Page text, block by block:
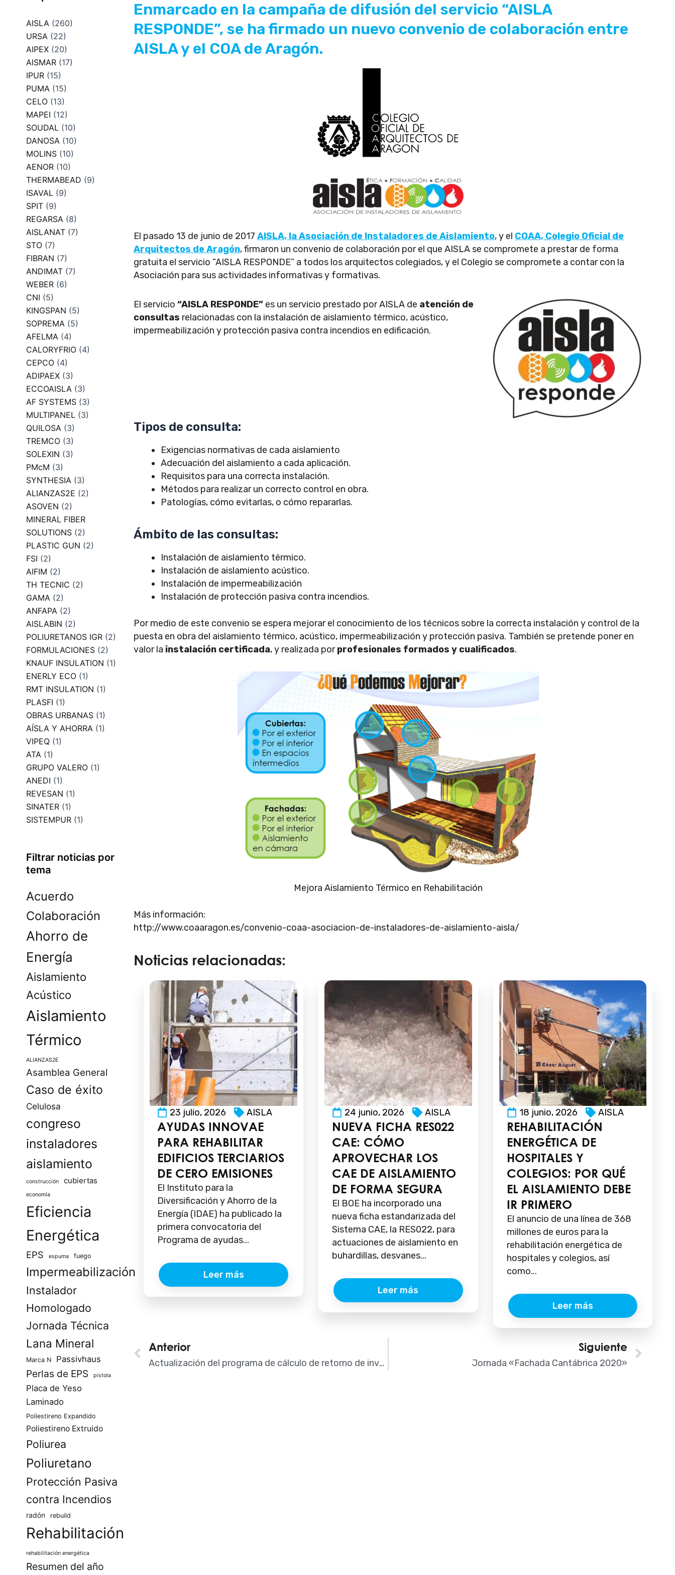
AISLA (260)
URSA (22)
AIPEX (20)
AISMAR (17)
IPUR (15)
PUMA (15)
CELO (13)
MAPEI (12)
SOUDAL (10)
DANOSA (10)
MOLINS (10)
AENOR (10)
THERMABEAD (9)
ISAVAL (9)
SPIT (9)
REGARSA (8)
AISLANAT (7)
STO (7)
FIBRAN (7)
ANDIMAT (7)
WEBER (6)
CNI (5)
KINGSPAN (5)
SOPREMA (5)
AFELMA (4)
CALORYFRIO (4)
CEPCO (4)
ADIPAEX (3)
ECCOAISLA (3)
AF SYSTEMS (3)
MULTIPANEL (3)
QUILOSA (3)
TREMCO (3)
SOLEXIN (3)
PMcM (3)
SYNTHESIA (3)
ALIANZAS2E (2)
ASOVEN (2)
MINERAL FIBER
SOLUTIONS (2)
PLASTIC GUN (2)
FSI (2)
AIFIM (2)
TH TECNIC (2)
GAMA (2)
ANFAPA (2)
AISLABIN (2)
POLIURETANOS IGR (2)
FORMULACIONES (2)
KNAUF INSULATION (1)
ENERLY ECO (1)
RMT INSULATION (1)
PLASFI (1)
OBRAS URBANAS (1)
AÍSLA Y AHORRA (1)
VIPEQ (1)
ATA (1)
GRUPO VALERO (1)
ANEDI (1)
REVESAN (1)
SINATER (1)
SISTEMPUR (1)
Filtrar noticias por
tema
Acuerdo
Colaboración
Ahorro de
Energía
Aislamiento
Acústico
Aislamiento
Térmico
ALIANZAS2E
Asamblea General
Caso de éxito
Celulosa
congreso
instaladores
aislamiento
construcción cubiertas
economía
Eficiencia
Energética
EPS espuma fuego
Impermeabilización
Instalador
Homologado
Jornada Técnica
Lana Mineral
Marca N Passivhaus
Perlas de EPS pistola
Placa de Yeso
Laminado
Poliestireno Expandido
Poliestireno Extruido
Poliurea
Poliuretano
Protección Pasiva
contra Incendios
radón rebuild
Rehabilitación
rehabilitación energética
Resumen del año
Enmarcado en la campaña de difusión del servicio “AISLA
RESPONDE”, se ha firmado un nuevo convenio de colaboración entre
AISLA y el COA de Aragón.
El pasado 13 de junio de 2017AISLA, la Asociación de Instaladores de Aislamiento, y el COAA, Colegio Oficial de
Arquitectos de Aragón, firmaron un convenio de colaboración por el que AISLA se compromete a prestar de forma
gratuita el servicio “AISLA RESPONDE” a todos los arquitectos colegiados, y el Colegio se compromete a contar con la
Asociación para sus actividades informativas y formativas.
El servicio“AISLA RESPONDE” es un servicio prestado por AISLA de atención de
consultas relacionadas con la instalación de aislamiento térmico, acústico,
impermeabilización y protección pasiva contra incendios en edificación.
Tipos de consulta:
Exigencias normativas de cada aislamiento
Adecuación del aislamiento a cada aplicación.
Requisitos para una correcta instalación.
Métodos para realizar un correcto control en obra.
Patologías, cómo evitarlas, o cómo repararlas.
Ámbito de las consultas:
Instalación de aislamiento térmico.
Instalación de aislamiento acústico.
Instalación de impermeabilización
Instalación de protección pasiva contra incendios.
Por medio de este convenio se espera mejorar el conocimiento de los técnicos sobre la correcta instalación y control de la
puesta en obra del aislamiento térmico, acústico, impermeabilización y protección pasiva. También se pretende poner en
valor la instalación certificada, y realizada porprofesionales formados y cualificados.
Mejora Aislamiento Térmico en Rehabilitación
Más información:
http://www.coaaragon.es/convenio-coaa-asociacion-de-instaladores-de-aislamiento-aisla/
Noticias relacionadas:
23 julio, 2026 AISLA
AYUDAS INNOVAE
PARA REHABILITAR
EDIFICIOS TERCIARIOS
DE CERO EMISIONES
El Instituto para la
Diversificación y Ahorro de la
Energía (IDAE) ha publicado la
primera convocatoria del
Programa de ayudas...
Leer más
24 junio, 2026 AISLA
NUEVA FICHA RES022
CAE: CÓMO
APROVECHAR LOS
CAE DE AISLAMIENTO
DE FORMA SEGURA
El BOE ha incorporado una
nueva ficha estandarizada del
Sistema CAE, la RES022, para
actuaciones de aislamiento en
buhardillas, desvanes...
Leer más
18 junio, 2026 AISLA
REHABILITACIÓN
ENERGÉTICA DE
HOSPITALES Y
COLEGIOS: POR QUÉ
EL AISLAMIENTO DEBE
IR PRIMERO
El anuncio de una línea de 368
millones de euros para la
rehabilitación energética de
hospitales y colegios, así
como...
Leer más
Ant
Anterior
Actualización del programa de cálculo de retorno de inversión en aislamiento
Siguiente
Jornada «Fachada Cantábrica 2020»